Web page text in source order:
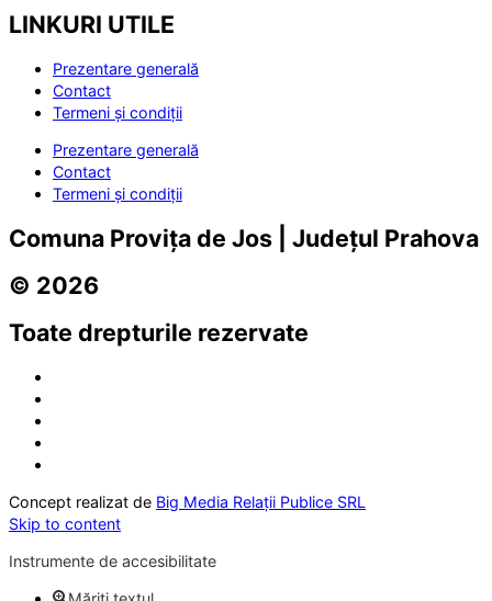
LINKURI UTILE
Prezentare generală
Contact
Termeni și condiții
Prezentare generală
Contact
Termeni și condiții
Comuna Provița de Jos | Județul Prahova
© 2026
Toate drepturile rezervate
Concept realizat de Big Media Relații Publice SRL
Skip to content
Instrumente de accesibilitate